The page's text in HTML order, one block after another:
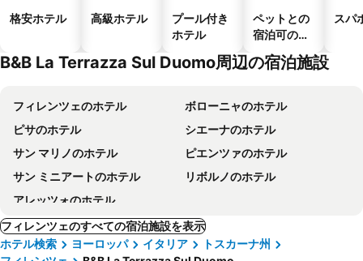
格安ホテル 高級ホテル
プール付き
ホテル
ペットとの
宿泊可のホ
テル
スパ
B&B La Terrazza Sul Duomo周辺の宿泊施設
フィレンツェのホテル
ボローニャのホテル
ピサのホテル
シエーナのホテル
サン マリノのホテル
ピエンツァのホテル
サン ミニアートのホテル
リボルノのホテル
アレッツォのホテル
フィレンツェのすべての宿泊施設を表示
ホテル検索
ヨーロッパ イタリア
トスカーナ州